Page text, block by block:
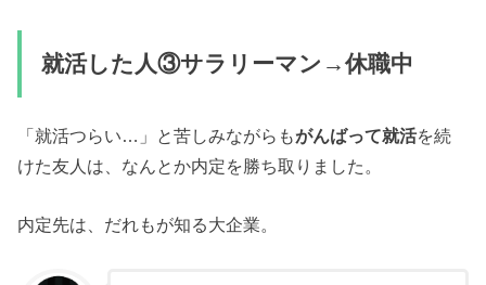
就活した人③サラリーマン→休職中
「就活つらい…」と苦しみながらもがんばって就活を続
けた友人は、なんとか内定を勝ち取りました。
内定先は、だれもが知る大企業。